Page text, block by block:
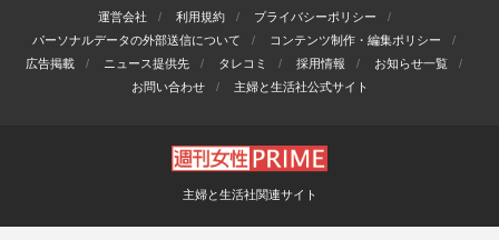
運営会社 利用規約
プライバシーポリシー
パーソナルデータの外部送信について
コンテンツ制作・編集ポリシー
広告掲載
ニュース提供先 タレコミ 採用情報
お知らせ一覧
お問い合わせ
主婦と生活社公式サイト
主婦と生活社関連サイト